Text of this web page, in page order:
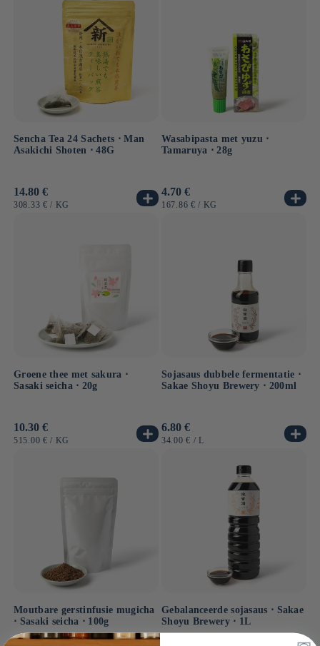
Sencha Tea 24 Sachets ⋅ Man
Asakichi Shoten ⋅ 48G
Normale
prijs
14.80 €
EENHEIDSPRIJS
308.33 € / PER
KG
Wasabipasta met yuzu ⋅
Tamaruya ⋅ 28g
Normale
prijs
4.70 €
EENHEIDSPRIJS
167.86 € / PER
KG
Groene thee met sakura ⋅
Sasaki seicha ⋅ 20g
Normale
prijs
10.30 €
EENHEIDSPRIJS
515.00 € / PER
KG
Sojasaus dubbele fermentatie ⋅
Sakae Shoyu Brewery ⋅ 200ml
Normale
prijs
6.80 €
EENHEIDSPRIJS
34.00 € / PER
L
Moutbare gerstinfusie mugicha
⋅ Sasaki seicha ⋅ 100g
Gebalanceerde sojasaus ⋅ Sakae
Shoyu Brewery ⋅ 1L